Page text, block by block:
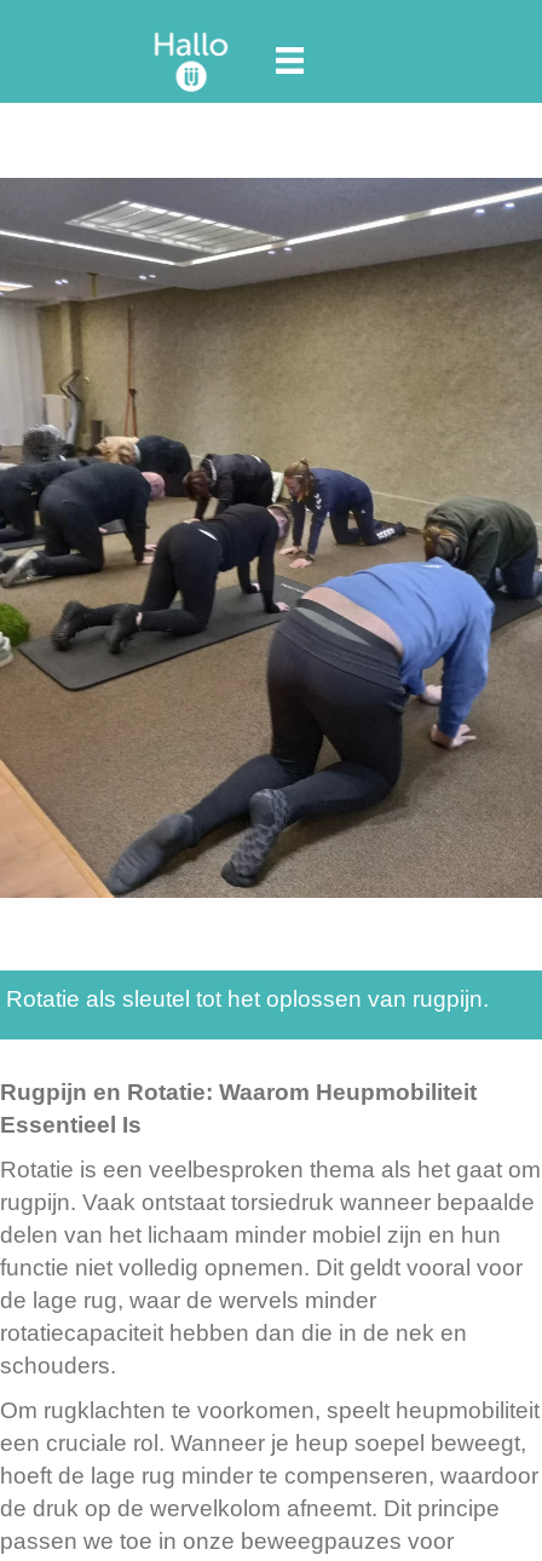
Rotatie als sleutel tot het oplossen van rugpijn.
Rugpijn en Rotatie: Waarom Heupmobiliteit
Essentieel Is
Rotatie is een veelbesproken thema als het gaat om
rugpijn. Vaak ontstaat torsiedruk wanneer bepaalde
delen van het lichaam minder mobiel zijn en hun
functie niet volledig opnemen. Dit geldt vooral voor
de lage rug, waar de wervels minder
rotatiecapaciteit hebben dan die in de nek en
schouders.
Om rugklachten te voorkomen, speelt heupmobiliteit
een cruciale rol. Wanneer je heup soepel beweegt,
hoeft de lage rug minder te compenseren, waardoor
de druk op de wervelkolom afneemt. Dit principe
passen we toe in onze beweegpauzes voor